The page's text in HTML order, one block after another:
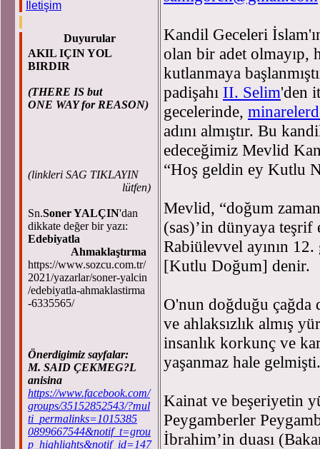
İletişim
Duyurular
AKIL IÇIN YOL
BIRDIR
(THERE IS but
ONE WAY for REASON)
(linkleri SAG TIKLAYIN
lütfen)
Sn.Soner YALÇIN'dan
dikkate değer bir yazı:
Edebiyatla
Ahmaklaştırma
https://www.sozcu.com.tr/
2021/yazarlar/soner-yalcin
/edebiyatla-ahmaklastirma
-6335565/
Önerdigimiz sayfalar:
M. SAID ÇEKMEG?L
anisina
https://www.facebook.com/
groups/35152852543/?mul
ti_permalinks=1015385
0899667544&notif_t=grou
p_highlights&notif_id=147
Kandil Geceleri
olan bir adet olmayıp,
kutlanmaya
padişahı II. Selim'den
gecelerinde,
adını almıştır. Bu
edeceğimiz Mevlid
“Hoş geldin ey Kutlu
Mevlid, “doğum
(sas)’in dünyaya
Rabiülevvel ayının
[Kutlu Doğum] denir.
O'nun doğduğu çağda
ve ahlaksızlık almış
insanlık korkunç ve
yaşanmaz hale gelmişti.
Kainat ve beşeriyetin
Peygamberler
İbrahim’in duası